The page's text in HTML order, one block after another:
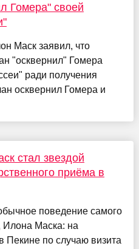
Гомера" своей
Маск заявил, что
"осквернил" Гомера
ради получения
осквернил Гомера и
стал звездой
приёма в
поведение самого
Илона Маска: на
Пекине по случаю визита